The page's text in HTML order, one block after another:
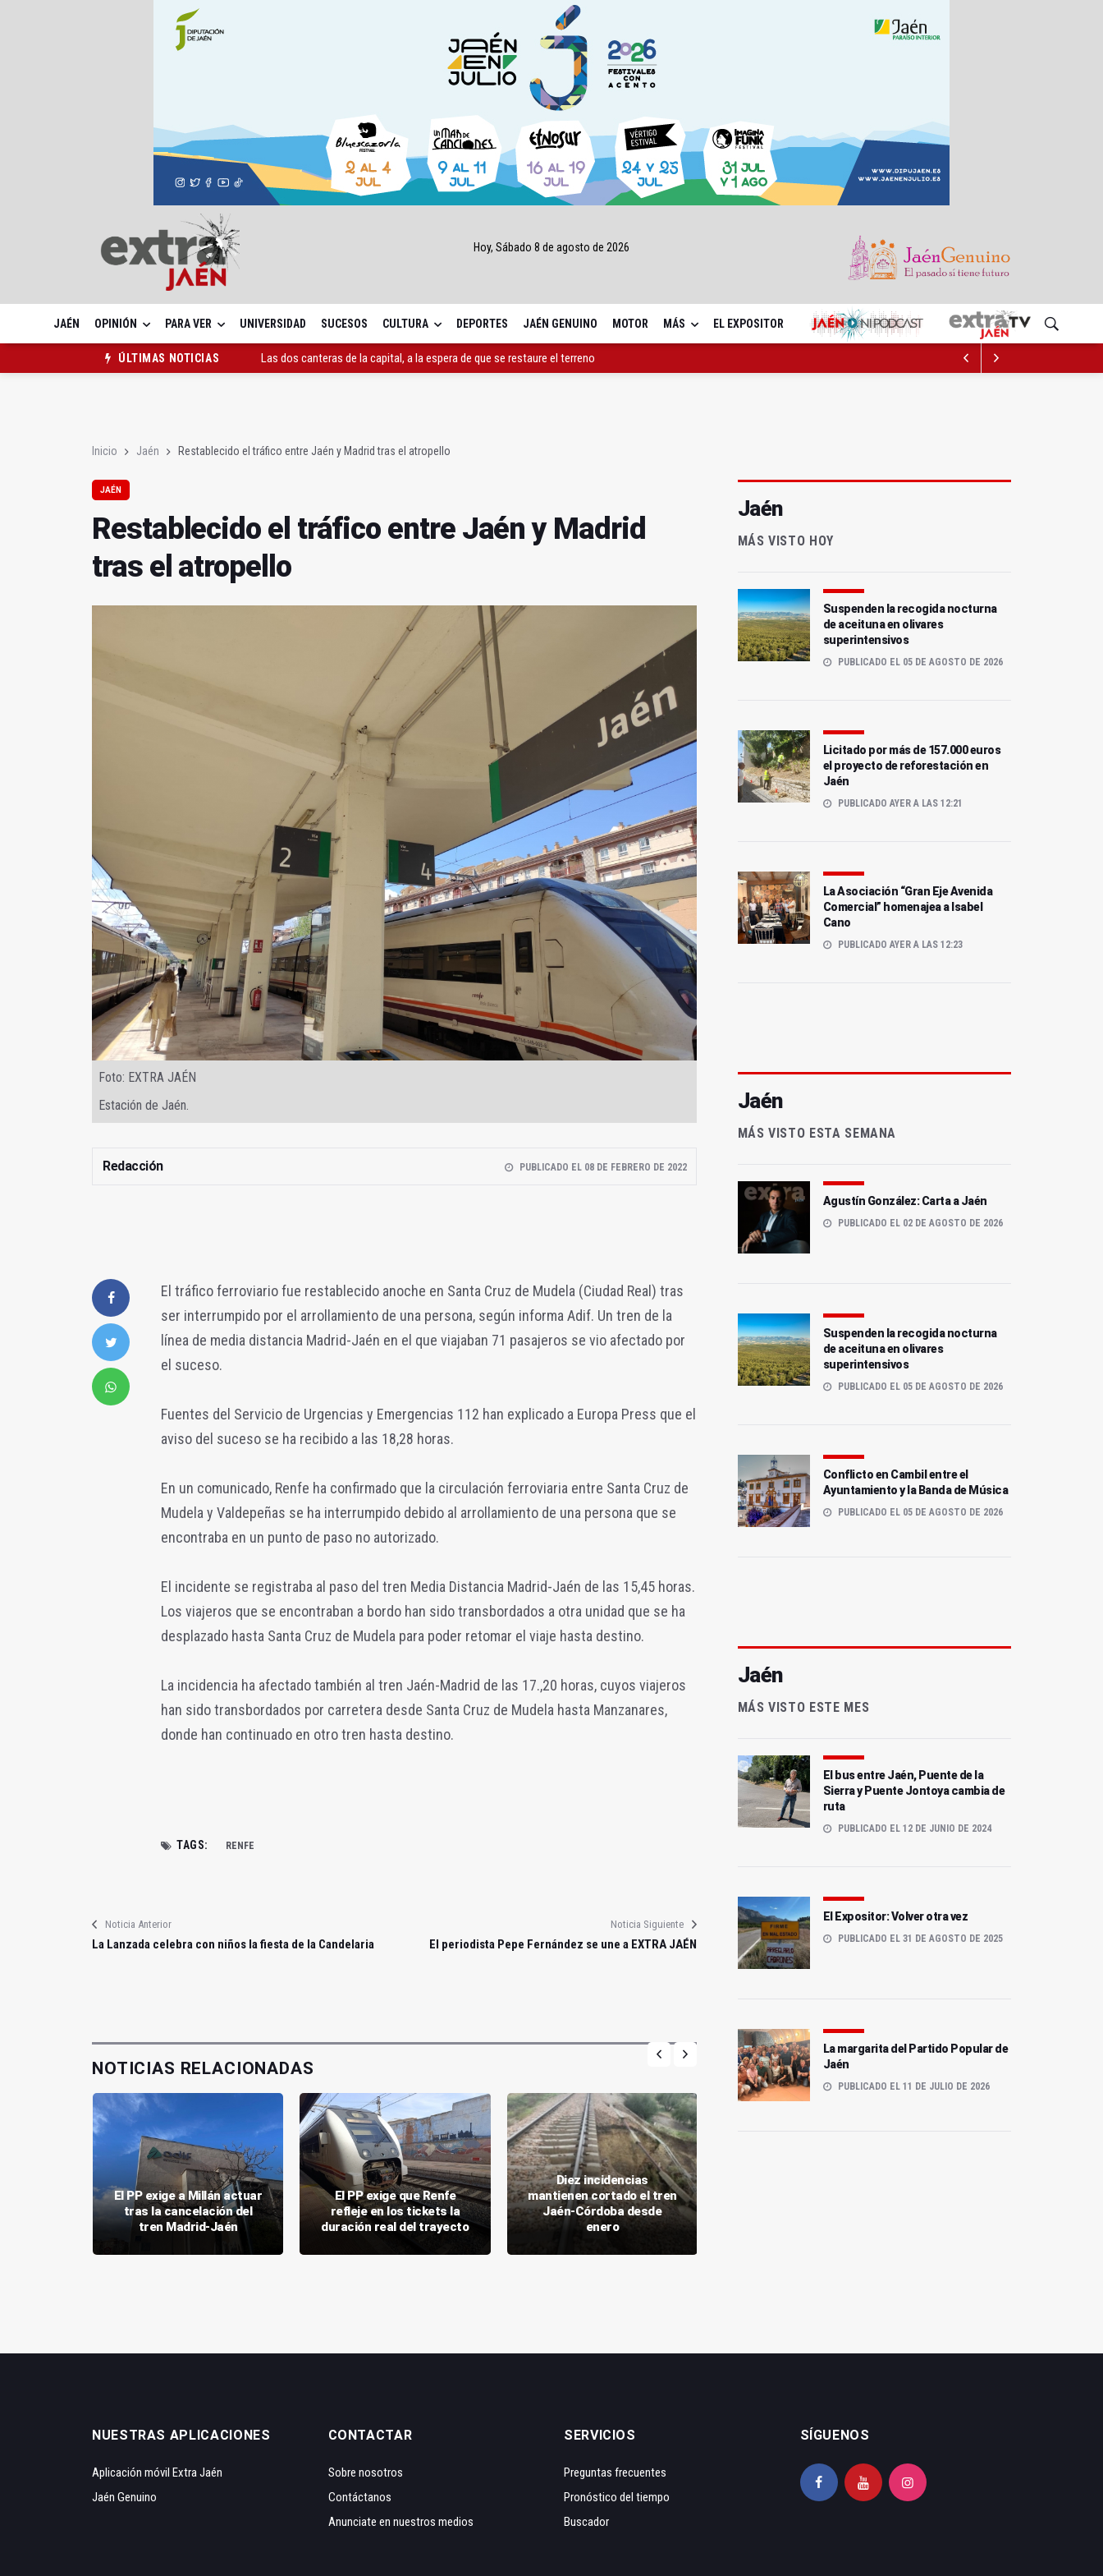
Hoy, Sábado 8 de agosto de 2026
JAÉN OPINIÓN PARA VER UNIVERSIDAD SUCESOS CULTURA DEPORTES JAÉN GENUINO MOTOR MÁS EL EXPOSITOR
ÚLTIMAS NOTICIAS
Las dos canteras de la capital, a la espera de que se restaure el terreno
Inicio Jaén Restablecido el tráfico entre Jaén y Madrid tras el atropello
JAÉN
Restablecido el tráfico entre Jaén y Madrid
tras el atropello
Foto: EXTRA JAÉN
Estación de Jaén.
Redacción PUBLICADO EL 08 DE FEBRERO DE 2022
El tráfico ferroviario fue restablecido anoche en Santa Cruz de Mudela (Ciudad Real) tras
ser interrumpido por el arrollamiento de una persona, según informa Adif. Un tren de la
línea de media distancia Madrid-Jaén en el que viajaban 71 pasajeros se vio afectado por
el suceso.
Fuentes del Servicio de Urgencias y Emergencias 112 han explicado a Europa Press que el
aviso del suceso se ha recibido a las 18,28 horas.
En un comunicado, Renfe ha confirmado que la circulación ferroviaria entre Santa Cruz de
Mudela y Valdepeñas se ha interrumpido debido al arrollamiento de una persona que se
encontraba en un punto de paso no autorizado.
El incidente se registraba al paso del tren Media Distancia Madrid-Jaén de las 15,45 horas.
Los viajeros que se encontraban a bordo han sido transbordados a otra unidad que se ha
desplazado hasta Santa Cruz de Mudela para poder retomar el viaje hasta destino.
La incidencia ha afectado también al tren Jaén-Madrid de las 17.,20 horas, cuyos viajeros
han sido transbordados por carretera desde Santa Cruz de Mudela hasta Manzanares,
donde han continuado en otro tren hasta destino.
TAGS: RENFE
Noticia Anterior
La Lanzada celebra con niños la fiesta de la Candelaria
Noticia Siguiente
El periodista Pepe Fernández se une a EXTRA JAÉN
NOTICIAS RELACIONADAS
El PP exige a Millán actuar
tras la cancelación del
tren Madrid-Jaén
El PP exige que Renfe
refleje en los tickets la
duración real del trayecto
Diez incidencias
mantienen cortado el tren
Jaén-Córdoba desde
enero
Jaén
MÁS VISTO HOY
Suspenden la recogida nocturna
de aceituna en olivares
superintensivos
PUBLICADO EL 05 DE AGOSTO DE 2026
Licitado por más de 157.000 euros
el proyecto de reforestación en
Jaén
PUBLICADO AYER A LAS 12:21
La Asociación “Gran Eje Avenida
Comercial” homenajea a Isabel
Cano
PUBLICADO AYER A LAS 12:23
Jaén
MÁS VISTO ESTA SEMANA
Agustín González: Carta a Jaén
PUBLICADO EL 02 DE AGOSTO DE 2026
Suspenden la recogida nocturna
de aceituna en olivares
superintensivos
PUBLICADO EL 05 DE AGOSTO DE 2026
Conflicto en Cambil entre el
Ayuntamiento y la Banda de Música
PUBLICADO EL 05 DE AGOSTO DE 2026
Jaén
MÁS VISTO ESTE MES
El bus entre Jaén, Puente de la
Sierra y Puente Jontoya cambia de
ruta
PUBLICADO EL 12 DE JUNIO DE 2024
El Expositor: Volver otra vez
PUBLICADO EL 31 DE AGOSTO DE 2025
La margarita del Partido Popular de
Jaén
PUBLICADO EL 11 DE JULIO DE 2026
NUESTRAS APLICACIONES
Aplicación móvil Extra Jaén
Jaén Genuino
CONTACTAR
Sobre nosotros
Contáctanos
Anunciate en nuestros medios
SERVICIOS
Preguntas frecuentes
Pronóstico del tiempo
Buscador
SÍGUENOS